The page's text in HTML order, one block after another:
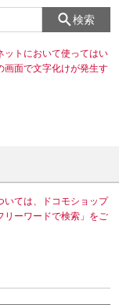
検索
ットにおいて使ってはい
画面で文字化けが発生す
いては、ドコモショップ
リーワードで検索」をご